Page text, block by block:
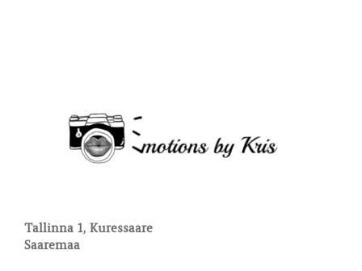
Tallinna 1, Kuressaare
Saaremaa